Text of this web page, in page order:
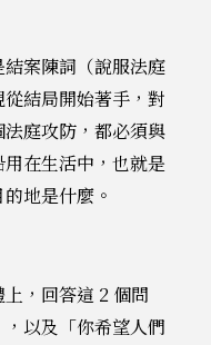
案陳詞（說服法庭
結局開始著手，對
庭攻防，都必須與
在生活中，也就是
地是什麼。
，回答這 2 個問
以及「你希望人們